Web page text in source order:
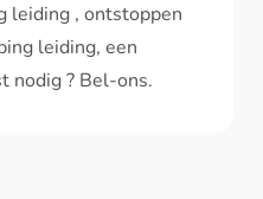
nodig ?
V.A 119€